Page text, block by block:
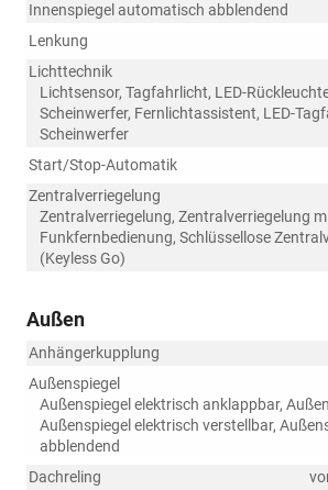
Innenspiegel automatisch abblendend
Lenkung
Lichttechnik
Lichtsensor, Tagfahrlicht, LED-
Scheinwerfer, Fernlichtassistent, LED-
Scheinwerfer
Start/Stop-Automatik
Zentralverriegelung
Zentralverriegelung, Zentralverriegelung
Funkfernbedienung, Schlüssellose
(Keyless Go)
Außen
Anhängerkupplung
Außenspiegel
Außenspiegel elektrisch anklappbar,
Außenspiegel elektrisch verstellbar,
abblendend
Dachreling